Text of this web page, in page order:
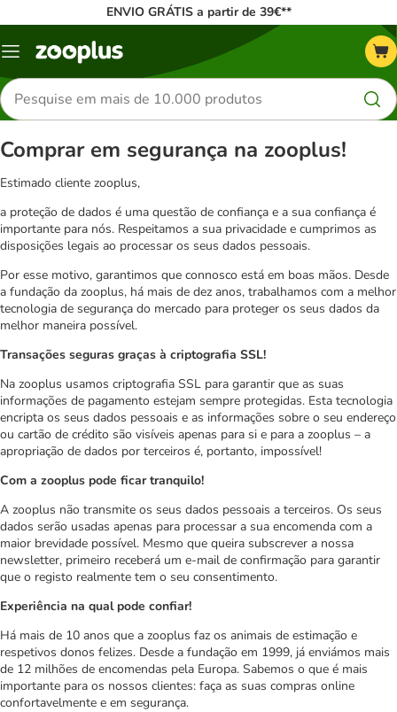
ENVIO GRÁTIS a partir de 39€**
Menu
Pesquisar
produtos
Comprar em segurança na zooplus!
Estimado cliente zooplus,
a proteção de dados é uma questão de confiança e a sua confiança é
importante para nós. Respeitamos a sua privacidade e cumprimos as
disposições legais ao processar os seus dados pessoais.
Por esse motivo, garantimos que connosco está em boas mãos. Desde
a fundação da zooplus, há mais de dez anos, trabalhamos com a melhor
tecnologia de segurança do mercado para proteger os seus dados da
melhor maneira possível.
Transações seguras graças à criptografia SSL!
Na zooplus usamos criptografia SSL para garantir que as suas
informações de pagamento estejam sempre protegidas. Esta tecnologia
encripta os seus dados pessoais e as informações sobre o seu endereço
ou cartão de crédito são visíveis apenas para si e para a zooplus – a
apropriação de dados por terceiros é, portanto, impossível!
Com a zooplus pode ficar tranquilo!
A zooplus não transmite os seus dados pessoais a terceiros. Os seus
dados serão usadas apenas para processar a sua encomenda com a
maior brevidade possível. Mesmo que queira subscrever a nossa
newsletter, primeiro receberá um e-mail de confirmação para garantir
que o registo realmente tem o seu consentimento.
Experiência na qual pode confiar!
Há mais de 10 anos que a zooplus faz os animais de estimação e
respetivos donos felizes. Desde a fundação em 1999, já enviámos mais
de 12 milhões de encomendas pela Europa. Sabemos o que é mais
importante para os nossos clientes: faça as suas compras online
confortavelmente e em segurança.